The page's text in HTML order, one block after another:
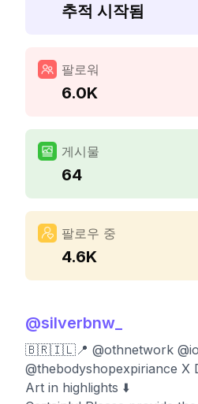
추적 시작됨
팔로워
6.0K
게시물
64
팔로우 중
4.6K
@silverbnw_
🇧🇷🇮🇱📍 @othnetwork
@thebodyshopexpiriance
Art in highlights ⬇️